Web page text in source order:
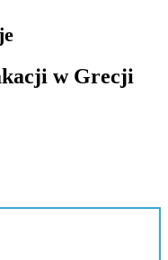
w Grecji